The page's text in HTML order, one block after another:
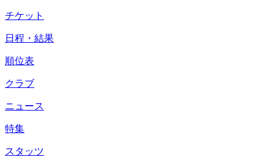
チケット
日程・結果
順位表
クラブ
ニュース
特集
スタッツ